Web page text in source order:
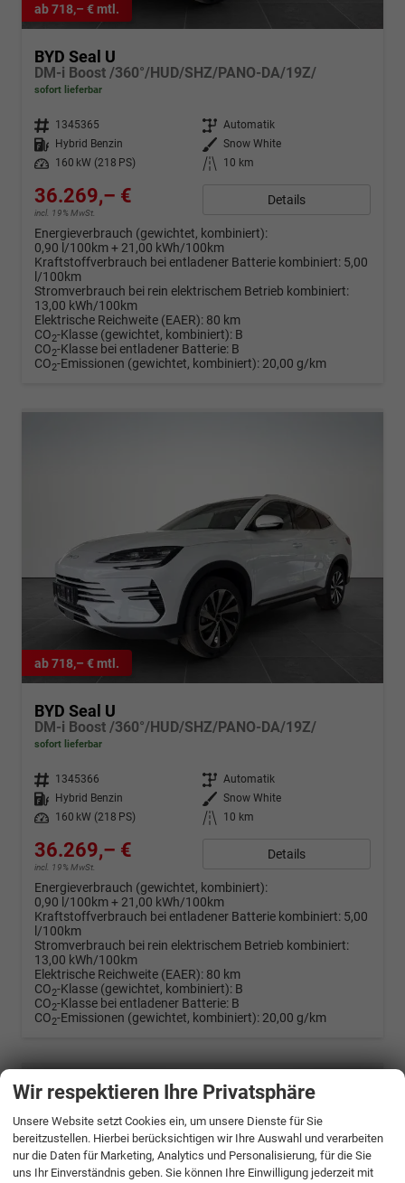
ab 718,– € mtl.
BYD Seal U
DM-i Boost /360°/HUD/SHZ/PANO-DA/19Z/
sofort lieferbar
Fahrzeugnr. 1345365 Getriebe Automatik
Kraftstoff
Hybrid Benzin Außenfarbe Snow White
Leistung
160 kW (218 PS) Kilometerstand 10 km
36.269,– €
incl. 19% MwSt.
Details
Energieverbrauch (gewichtet, kombiniert):
0,90 l/100km + 21,00 kWh/100km
Kraftstoffverbrauch bei entladener Batterie kombiniert: 5,00
l/100km
Stromverbrauch bei rein elektrischem Betrieb kombiniert:
13,00 kWh/100km
Elektrische Reichweite (EAER): 80 km
CO2-Klasse (gewichtet, kombiniert): B
CO2-Klasse bei entladener Batterie: B
CO2-Emissionen (gewichtet, kombiniert): 20,00 g/km
ab 718,– € mtl.
BYD Seal U
DM-i Boost /360°/HUD/SHZ/PANO-DA/19Z/
sofort lieferbar
Fahrzeugnr. 1345366 Getriebe Automatik
Kraftstoff
Hybrid Benzin Außenfarbe Snow White
Leistung
160 kW (218 PS) Kilometerstand 10 km
36.269,– €
incl. 19% MwSt.
Details
Energieverbrauch (gewichtet, kombiniert):
0,90 l/100km + 21,00 kWh/100km
Kraftstoffverbrauch bei entladener Batterie kombiniert: 5,00
l/100km
Stromverbrauch bei rein elektrischem Betrieb kombiniert:
13,00 kWh/100km
Elektrische Reichweite (EAER): 80 km
CO2-Klasse (gewichtet, kombiniert): B
CO2-Klasse bei entladener Batterie: B
CO2-Emissionen (gewichtet, kombiniert): 20,00 g/km
Wir respektieren Ihre Privatsphäre
Unsere Website setzt Cookies ein, um unsere Dienste für Sie
bereitzustellen. Hierbei berücksichtigen wir Ihre Auswahl und verarbeiten
nur die Daten für Marketing, Analytics und Personalisierung, für die Sie
uns Ihr Einverständnis geben. Sie können Ihre Einwilligung jederzeit mit